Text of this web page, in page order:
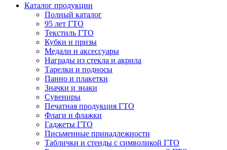
Каталог продукции
Полный каталог
95 лет ГТО
Текстиль ГТО
Кубки и призы
Медали и аксессуары
Награды из стекла и акрила
Тарелки и подносы
Панно и плакетки
Значки и знаки
Сувениры
Печатная продукция ГТО
Флаги и флажки
Гаджеты ГТО
Письменные принадлежности
Таблички и стенды с символикой ГТО